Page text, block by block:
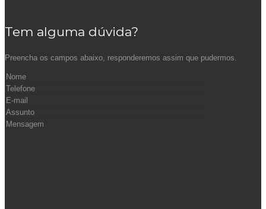
Tem alguma dúvida?
Preencha os campos abaixo, responderemos assim que pudermos.